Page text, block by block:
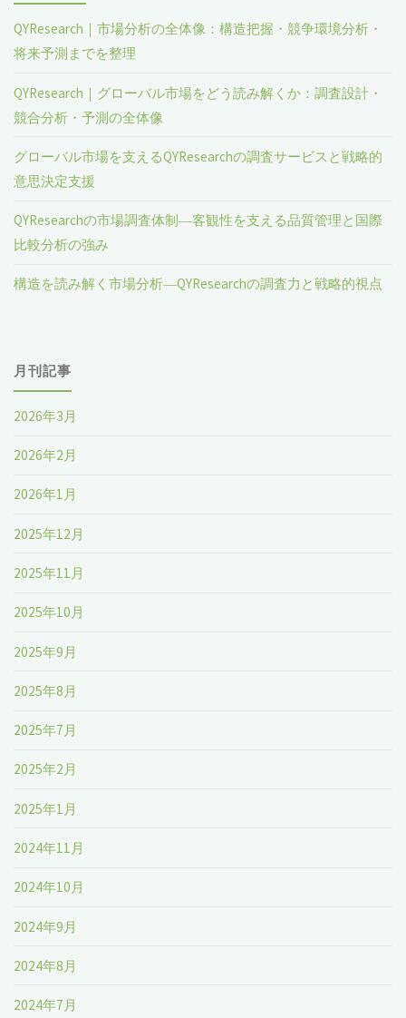
QYResearch｜市場分析の全体像：構造把握・競争環境分析・
将来予測までを整理
QYResearch｜グローバル市場をどう読み解くか：調査設計・
競合分析・予測の全体像
グローバル市場を支えるQYResearchの調査サービスと戦略的
意思決定支援
QYResearchの市場調査体制―客観性を支える品質管理と国際
比較分析の強み
構造を読み解く市場分析―QYResearchの調査力と戦略的視点
月刊記事
2026年3月
2026年2月
2026年1月
2025年12月
2025年11月
2025年10月
2025年9月
2025年8月
2025年7月
2025年2月
2025年1月
2024年11月
2024年10月
2024年9月
2024年8月
2024年7月